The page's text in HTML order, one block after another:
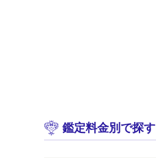
鑑定料金別で探す